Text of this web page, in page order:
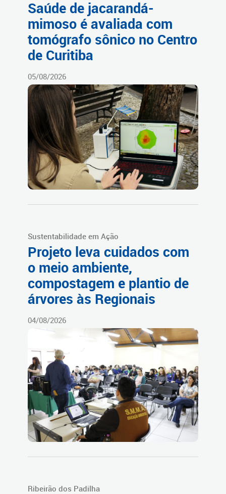
Saúde de jacarandá-
mimoso é avaliada com
tomógrafo sônico no Centro
de Curitiba
05/08/2026
Sustentabilidade em Ação
Projeto leva cuidados com
o meio ambiente,
compostagem e plantio de
árvores às Regionais
04/08/2026
Ribeirão dos Padilha